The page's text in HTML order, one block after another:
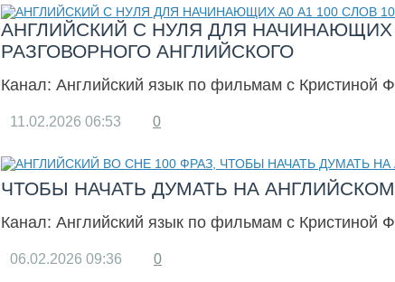
АНГЛИЙСКИЙ С НУЛЯ ДЛЯ НАЧИНАЮЩИХ
РАЗГОВОРНОГО АНГЛИЙСКОГО
Канал: Английский язык по фильмам с Кристиной
11.02.2026 06:53 0
ЧТОБЫ НАЧАТЬ ДУМАТЬ НА АНГЛИЙСКОМ
Канал: Английский язык по фильмам с Кристиной
06.02.2026 09:36 0